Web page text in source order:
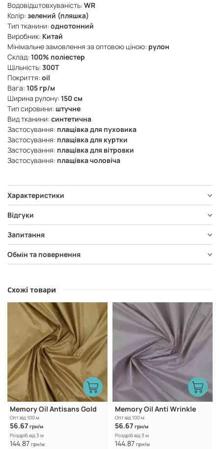
Водовідштовхуваність: WR
Колір: зелений (пляшка)
Тип тканини: однотонний
Виробник: Китай
Мінімальне замовлення за оптовою ціною: рулон
Склад: 100% поліестер
Щільність: 300Т
Покриття: oil
Вага: 105 гр/м
Ширина рулону: 150 см
Тип сировини: штучне
Вид тканини: синтетична
Застосування: плащівка для пуховика
Застосування: плащівка для куртки
Застосування: плащівка для вітровки
Застосування: плащівка чоловіча
Характеристики
Відгуки
Запитання
Обмін та повернення
Схожі товари
Memory Oil Antisans Gold
Опт від 100 м
56.67 грн/м
Роздріб від 3 м
144.87 грн/м
Memory Oil Anti Wrinkle
Опт від 100 м
56.67 грн/м
Роздріб від 3 м
144.87 грн/м